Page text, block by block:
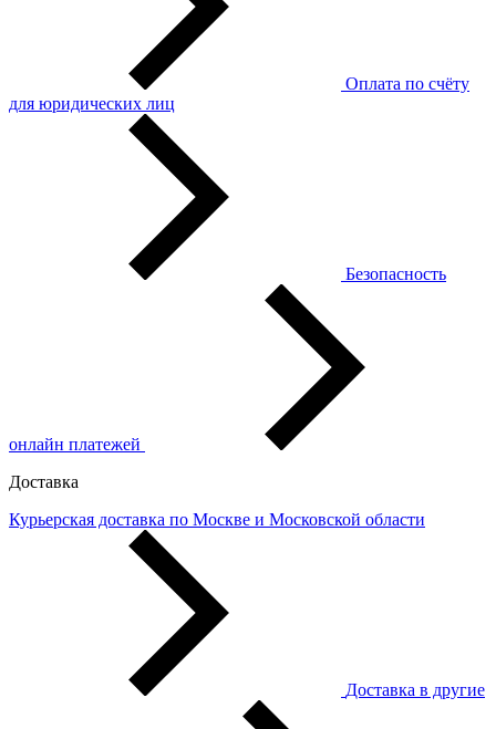
Оплата по счёту
для юридических лиц
Безопасность
онлайн платежей
Доставка
Курьерская доставка по Москве и Московской области
Доставка в другие